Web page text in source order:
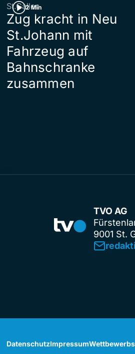
2 Min
St.Gallen
Zug kracht in Neu
St.Johann mit
Fahrzeug auf
Bahnschranke
zusammen
TVO AG
9001 St.
DatenschutzImpressum